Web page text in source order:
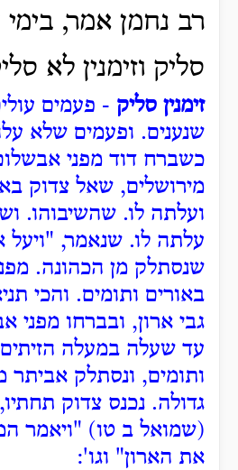
רב נחמן אמר, בימי
סליק וזימנין לא
זימנין סליק - פעמים
שנענים. ופעמים שלא
כשברח דוד מפני
מירושלים, שאל צדוק
ועלתה לו. שהשיבוהו.
עלתה לו. שנאמר, "ויעל
שנסתלק מן הכהונה.
באורים ותומים. והכי
גבי ארון, ובברחו מפני
עד שעלה במעלה
ותומים, ונסתלק אביתר
גדולה. נכנס צדוק
(שמואל ב טו) "ויאמר
את הארון" וגו':